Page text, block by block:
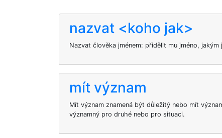
nazvat <koho jak>
Nazvat člověka jménem: přidělit mu jméno, jakým
mít význam
Mít význam znamená být důležitý nebo mít
významný pro druhé nebo pro situaci.